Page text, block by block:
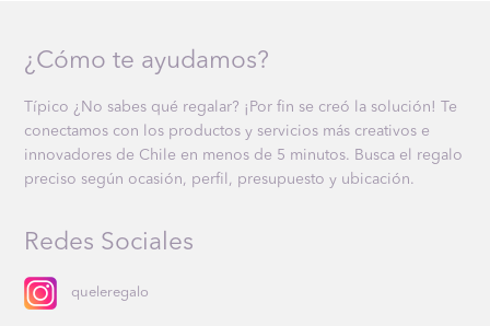
¿Cómo te ayudamos?
Típico ¿No sabes qué regalar? ¡Por fin se creó la solución! Te
conectamos con los productos y servicios más creativos e
innovadores de Chile en menos de 5 minutos. Busca el regalo
preciso según ocasión, perfil, presupuesto y ubicación.
Redes Sociales
queleregalo